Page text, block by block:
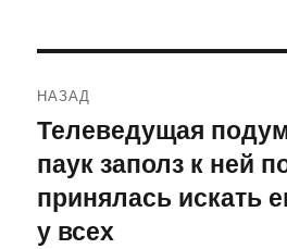
по
записям
НАЗАД
Предыдущая
запись:
Телеведущая
паук заполз к ней
принялась искать
у всех